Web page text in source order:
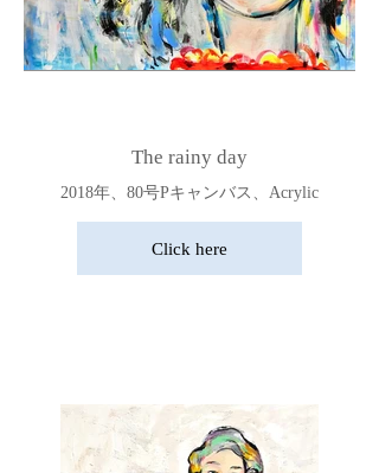
The rainy day
2018年、80号Pキャンバス、Acrylic
Click here